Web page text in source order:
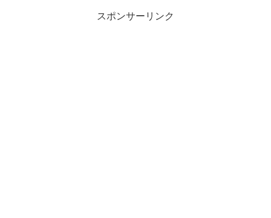
スポンサーリンク